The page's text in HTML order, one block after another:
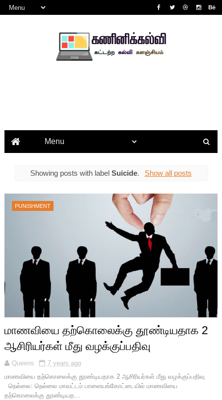
Showing posts with labelSuicide. Show all posts
PUNISHMENT
மாணவியை தற்கொலைக்கு தூண்டியதாக 2
ஆசிரியர்கள் மீது வழக்குப்பதிவு
Queens
7 years ago
மாணவியை தற்கொலைக்கு தூண்டியதாக 2 ஆசிரியர்கள் மீது வழக்குப்பதிவு
நெல்லை: நெல்லை மாவட்டம் பாளையங்கோட்டையில் மாணவியை
தற்கொலைக்கு தூண்டியத...